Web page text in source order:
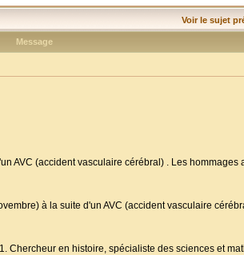
Voir le sujet
Message
AVC (accident vasculaire cérébral) . Les hommages
à la suite d'un AVC (accident vasculaire
Chercheur en histoire, spécialiste des sciences et